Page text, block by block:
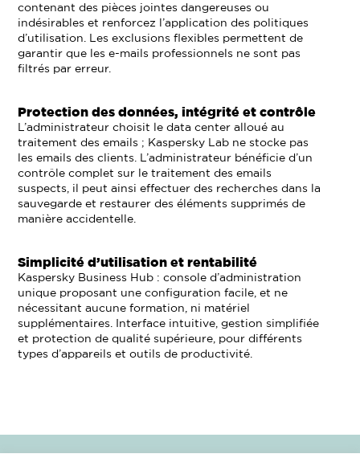
contenant des pièces jointes dangereuses ou
indésirables et renforcez l’application des politiques
d’utilisation. Les exclusions flexibles permettent de
garantir que les e-mails professionnels ne sont pas
filtrés par erreur.
Protection des données, intégrité et contrôle
L’administrateur choisit le data center alloué au
traitement des emails ; Kaspersky Lab ne stocke pas
les emails des clients. L’administrateur bénéficie d’un
contrôle complet sur le traitement des emails
suspects, il peut ainsi effectuer des recherches dans la
sauvegarde et restaurer des éléments supprimés de
manière accidentelle.
Simplicité d’utilisation et rentabilité
Kaspersky Business Hub : console d’administration
unique proposant une configuration facile, et ne
nécessitant aucune formation, ni matériel
supplémentaires. Interface intuitive, gestion simplifiée
et protection de qualité supérieure, pour différents
types d’appareils et outils de productivité.